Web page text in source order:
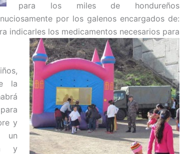
para los miles de hondureños
por los galenos encargados de:
indicarles los medicamentos necesarios para
la
y
un
y